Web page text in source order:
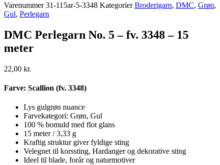
Varenummer31-115ar-5-3348 Kategorier Broderigarn, DMC, Grøn,
Gul, Perlegarn
DMC Perlegarn No. 5 – fv. 3348 – 15
meter
22,00 kr.
Farve: Scallion (fv. 3348)
Lys gulgrøn nuance
Farvekategori: Grøn, Gul
100 % bomuld med flot glans
15 meter / 3,33 g
Kraftig struktur giver fyldige sting
Velegnet til korssting, Hardanger og dekorative sting
Ideel til blade, forår og naturmotiver